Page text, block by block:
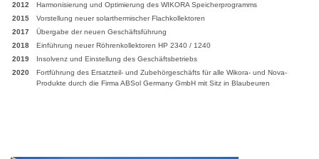
2012
Harmonisierung und Optimierung des WIKORA Speicherprogramms
2015
Vorstellung neuer solarthermischer Flachkollektoren
2017
Übergabe der neuen Geschäftsführung
2018
Einführung neuer Röhrenkollektoren HP 2340 / 1240
2019
Insolvenz und Einstellung des Geschäftsbetriebs
2020
Fortführung des Ersatzteil- und Zubehörgeschäfts für alle Wikora- und Nova-
Produkte durch die Firma ABSol Germany GmbH mit Sitz in Blaubeuren